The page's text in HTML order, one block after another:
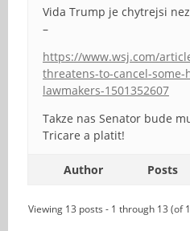
Vida Trump je chytrejsi
–
https://www.wsj.com/
threatens-to-cancel-
lawmakers-1501352607
Takze nas Senator bude
Tricare a platit!
Author Posts
Viewing 13 posts - 1 through 13 (of